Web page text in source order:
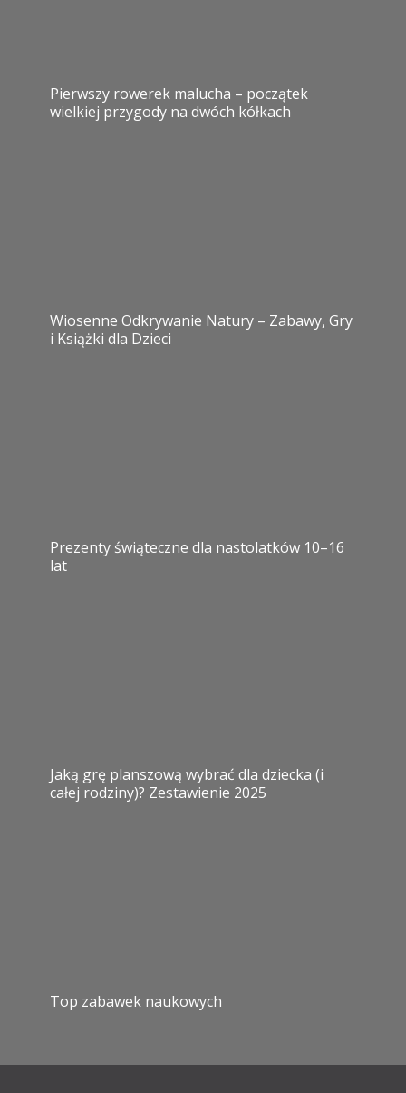
Pierwszy rowerek malucha – początek
wielkiej przygody na dwóch kółkach
Wiosenne Odkrywanie Natury – Zabawy, Gry
i Książki dla Dzieci
Prezenty świąteczne dla nastolatków 10–16
lat
Jaką grę planszową wybrać dla dziecka (i
całej rodziny)? Zestawienie 2025
Top zabawek naukowych